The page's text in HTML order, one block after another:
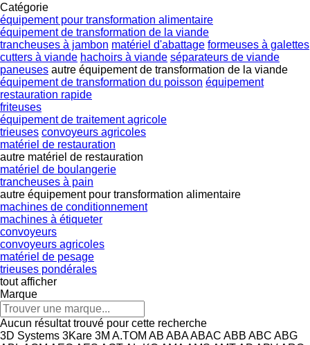
Catégorie
équipement pour transformation alimentaire
équipement de transformation de la viande
trancheuses à jambon matériel d'abattage formeuses à galettes
cutters à viande hachoirs à viande séparateurs de viande
paneuses autre équipement de transformation de la viande
équipement de transformation du poisson équipement
restauration rapide
friteuses
équipement de traitement agricole
trieuses convoyeurs agricoles
matériel de restauration
autre matériel de restauration
matériel de boulangerie
trancheuses à pain
autre équipement pour transformation alimentaire
machines de conditionnement
machines à étiqueter
convoyeurs
convoyeurs agricoles
matériel de pesage
trieuses pondérales
tout afficher
Marque
Aucun résultat trouvé pour cette recherche
3D Systems 3Kare 3M A.TOM AB ABAABAC ABB ABC ABG